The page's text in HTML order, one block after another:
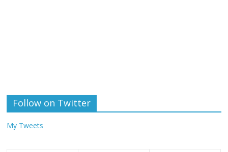
Follow on Twitter
My Tweets